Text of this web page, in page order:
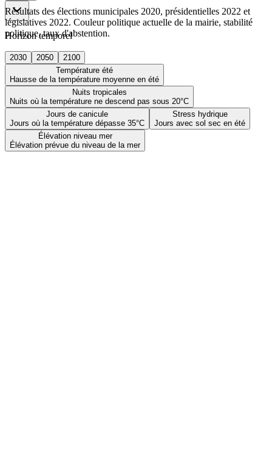
Horizon temporel
2030 2050
2100
Température été
Hausse de la température moyenne en été
Nuits tropicales
Nuits où la température ne descend pas sous 20°C
Jours de canicule
Jours où la température dépasse 35°C
Stress hydrique
Jours avec sol sec en été
Élévation niveau mer
Élévation prévue du niveau de la mer
Résultats des élections municipales 2020, présidentielles 2022 et
législatives 2022. Couleur politique actuelle de la mairie, stabilité
politique, taux d'abstention.